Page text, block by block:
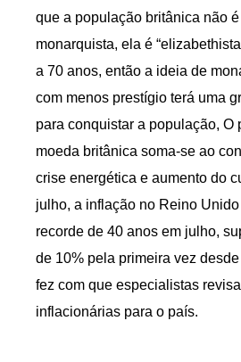
que a população britânica não
monarquista, ela é
a 70 anos, então a ideia de
com menos prestígio terá uma
para conquistar a população, O
moeda britânica soma-se ao
crise energética e aumento do
julho, a inflação no Reino
recorde de 40 anos em julho,
de 10% pela primeira vez
fez com que especialistas
inflacionárias para o país.